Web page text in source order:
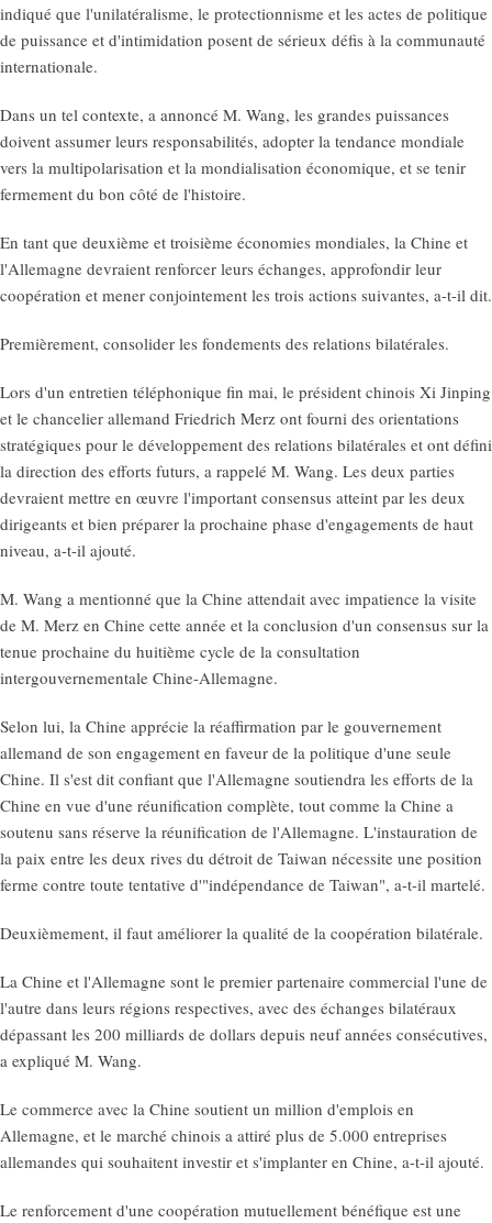
indiqué que l'unilatéralisme, le protectionnisme et les actes de politique
de puissance et d'intimidation posent de sérieux défis à la communauté
internationale.
Dans un tel contexte, a annoncé M. Wang, les grandes puissances
doivent assumer leurs responsabilités, adopter la tendance mondiale
vers la multipolarisation et la mondialisation économique, et se tenir
fermement du bon côté de l'histoire.
En tant que deuxième et troisième économies mondiales, la Chine et
l'Allemagne devraient renforcer leurs échanges, approfondir leur
coopération et mener conjointement les trois actions suivantes, a-t-il dit.
Premièrement, consolider les fondements des relations bilatérales.
Lors d'un entretien téléphonique fin mai, le président chinois Xi Jinping
et le chancelier allemand Friedrich Merz ont fourni des orientations
stratégiques pour le développement des relations bilatérales et ont défini
la direction des efforts futurs, a rappelé M. Wang. Les deux parties
devraient mettre en œuvre l'important consensus atteint par les deux
dirigeants et bien préparer la prochaine phase d'engagements de haut
niveau, a-t-il ajouté.
M. Wang a mentionné que la Chine attendait avec impatience la visite
de M. Merz en Chine cette année et la conclusion d'un consensus sur la
tenue prochaine du huitième cycle de la consultation
intergouvernementale Chine-Allemagne.
Selon lui, la Chine apprécie la réaffirmation par le gouvernement
allemand de son engagement en faveur de la politique d'une seule
Chine. Il s'est dit confiant que l'Allemagne soutiendra les efforts de la
Chine en vue d'une réunification complète, tout comme la Chine a
soutenu sans réserve la réunification de l'Allemagne. L'instauration de
la paix entre les deux rives du détroit de Taiwan nécessite une position
ferme contre toute tentative d'"indépendance de Taiwan", a-t-il martelé.
Deuxièmement, il faut améliorer la qualité de la coopération bilatérale.
La Chine et l'Allemagne sont le premier partenaire commercial l'une de
l'autre dans leurs régions respectives, avec des échanges bilatéraux
dépassant les 200 milliards de dollars depuis neuf années consécutives,
a expliqué M. Wang.
Le commerce avec la Chine soutient un million d'emplois en
Allemagne, et le marché chinois a attiré plus de 5.000 entreprises
allemandes qui souhaitent investir et s'implanter en Chine, a-t-il ajouté.
Le renforcement d'une coopération mutuellement bénéfique est une